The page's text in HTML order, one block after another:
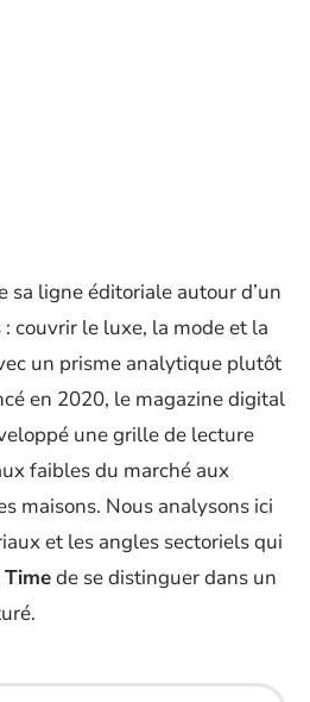
sa ligne éditoriale autour d’un
couvrir le luxe, la mode et la
un prisme analytique plutôt
en 2020, le magazine digital
une grille de lecture
faibles du marché aux
maisons. Nous analysons ici
et les angles sectoriels qui
de se distinguer dans un